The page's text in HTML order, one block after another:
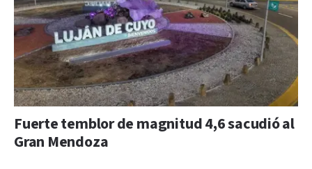
Fuerte temblor de magnitud 4,6 sacudió al
Gran Mendoza